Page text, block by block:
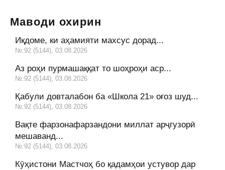
Маводи охирин
Иқдоме, ки аҳамияти махсус дорад...
№:92 (5144), 03.08.2026
Аз роҳи пурмашаққат то шоҳроҳи аср...
№:92 (5144), 03.08.2026
Қабули довталабон ба «Школа 21» оғоз шуд...
№:92 (5144), 03.08.2026
Вақте фарзонафарзандони миллат арҷгузорӣ
мешаванд...
№:92 (5144), 03.08.2026
Кӯҳистони Мастчоҳ бо қадамҳои устувор дар